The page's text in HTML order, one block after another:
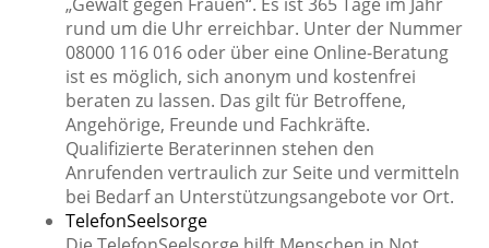
rund um die Uhr erreichbar. Unter der Nummer
08000 116 016 oder über eine Online-Beratung
ist es möglich, sich anonym und kostenfrei
beraten zu lassen. Das gilt für Betroffene,
Angehörige, Freunde und Fachkräfte.
Qualifizierte Beraterinnen stehen den
Anrufenden vertraulich zur Seite und vermitteln
bei Bedarf an Unterstützungsangebote vor Ort.
TelefonSeelsorge